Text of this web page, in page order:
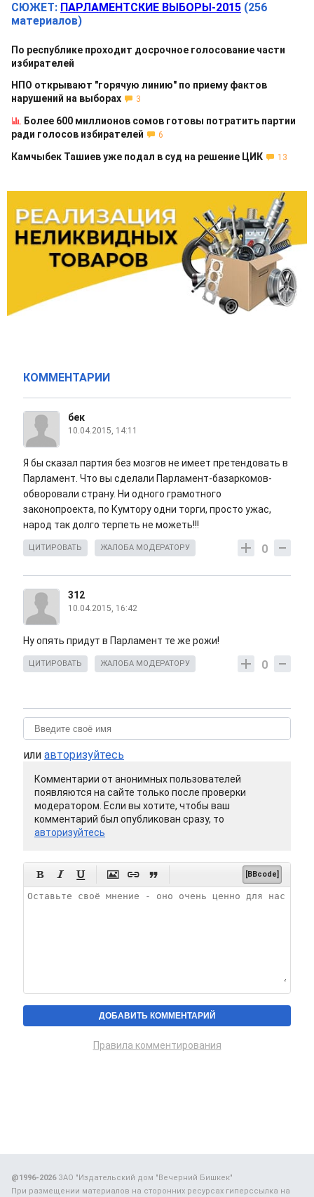
СЮЖЕТ: ПАРЛАМЕНТСКИЕ ВЫБОРЫ-2015 (256
материалов)
По республике проходит досрочное голосование части
избирателей
НПО открывают "горячую линию" по приему фактов
нарушений на выборах
3
Более 600 миллионов сомов готовы потратить партии
ради голосов избирателей
6
Камчыбек Ташиев уже подал в суд на решение ЦИК 13
КОММЕНТАРИИ
бек
10.04.2015, 14:11
Я бы сказал партия без мозгов не имеет претендовать в
Парламент. Что вы сделали Парламент-базаркомов-
обворовали страну. Ни одного грамотного
законопроекта, по Кумтору одни торги, просто ужас,
народ так долго терпеть не можеть!!!
0
ЦИТИРОВАТЬ ЖАЛОБА МОДЕРАТОРУ
312
10.04.2015, 16:42
Ну опять придут в Парламент те же рожи!
0
ЦИТИРОВАТЬ ЖАЛОБА МОДЕРАТОРУ
или авторизуйтесь
Комментарии от анонимных пользователей
появляются на сайте только после проверки
модератором. Если вы хотите, чтобы ваш
комментарий был опубликован сразу, то
авторизуйтесь
      [BBcode]
Правила комментирования
@1996-2026ЗАО "Издательский дом "Вечерний Бишкек"
При размещении материалов на сторонних ресурсах гиперссылка на